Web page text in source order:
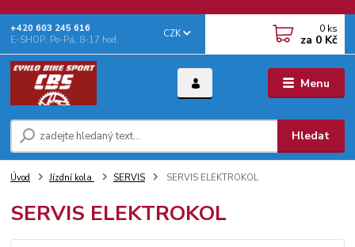
Menu
CZK
Hledat
+‭420 603 245 616‬
E-SHOP: Po-Pá, 8-17 hod.
0 ks
za 0 Kč
Úvod Jízdní kola SERVIS SERVIS ELEKTROKOL
SERVIS ELEKTROKOL